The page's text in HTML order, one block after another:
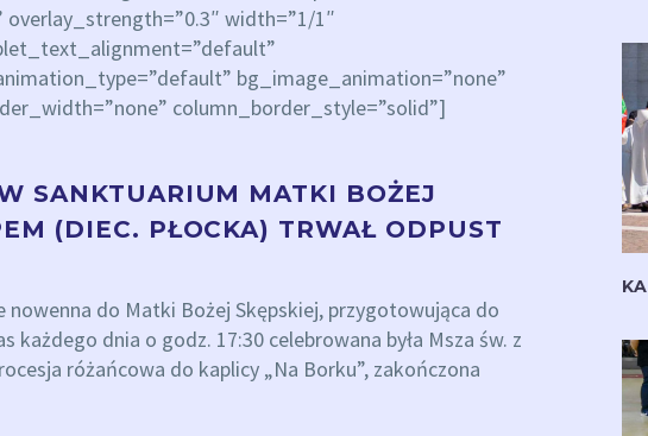
width=”1/1″
bg_image_animation=”none”
column_border_style=”solid”]
SANKTUARIUM MATKI BOŻEJ
(DIEC. PŁOCKA) TRWAŁ ODPUST
nowenna do Matki Bożej Skępskiej, przygotowująca do
każdego dnia o godz. 17:30 celebrowana była Msza św. z
różańcowa do kaplicy „Na Borku”, zakończona